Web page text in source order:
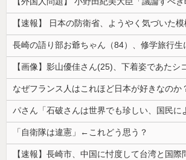
【速報】 日本の防衛省、ようやく気づいた
【画像】影山優佳さん(25)、下着姿であたシ
「自衛隊は違憲」←これどう思う？